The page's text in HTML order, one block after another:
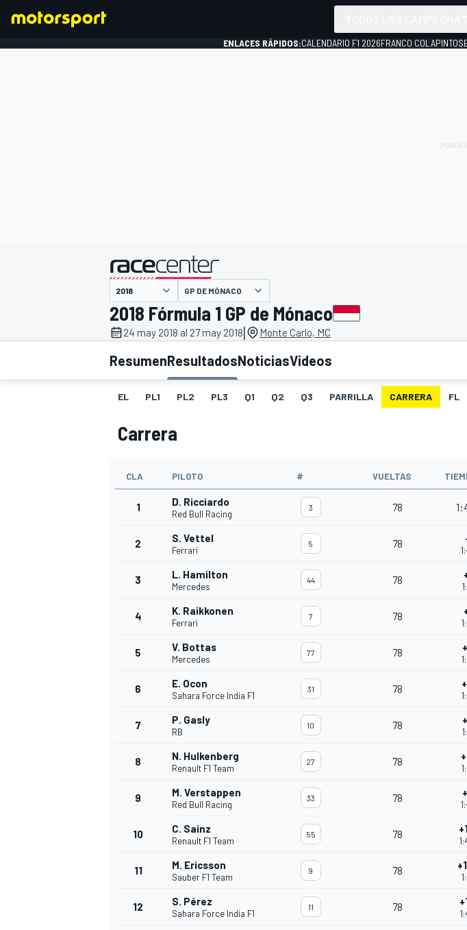
INDYCAR
ENLACES RÁPIDOS:CALENDARIO F1 2026FRANCO COLAPINTO
presentado por
GP DE MÓNACO
2018 Fórmula 1 GP de Mónaco
24 may 2018 al 27 may 2018| Monte Carlo, MC
ResumenResultadosNoticiasVideos
EL PL1 PL2 PL3 Q1 Q2 Q3 PARRILLA CARRERA FL
Carrera
CLA PILOTO # VUELTAS
1 D. Ricciardo
Red Bull Racing
3 78
2 S. Vettel
Ferrari
5 78
3 L. Hamilton
Mercedes
44 78
4 K. Raikkonen
Ferrari
7 78
5 V. Bottas
Mercedes
77 78
6 E. Ocon
Sahara Force India F1
31 78
7 P. Gasly
RB
10 78
8 N. Hulkenberg
Renault F1 Team
27 78
9 M. Verstappen
Red Bull Racing
33 78
10 C. Sainz
Renault F1 Team
55 78
11 M. Ericsson
Sauber F1 Team
9 78
12 S. Pérez
Sahara Force India F1
11 78